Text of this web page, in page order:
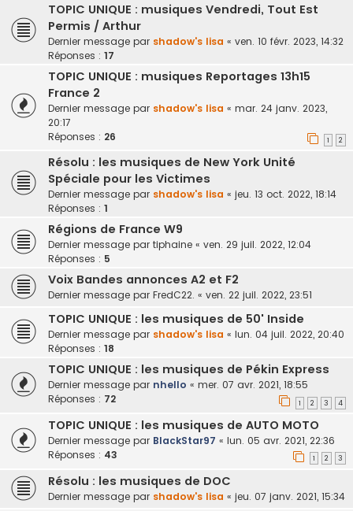
TOPIC UNIQUE : musiques Vendredi, Tout Est
Permis / Arthur
Dernier message par shadow's lisa « ven. 10 févr. 2023, 14:32
Réponses : 17
TOPIC UNIQUE : musiques Reportages 13h15
France 2
Dernier message par shadow's lisa « mar. 24 janv. 2023,
20:17
Réponses : 26 1 2
Résolu : les musiques de New York Unité
Spéciale pour les Victimes
Dernier message par shadow's lisa « jeu. 13 oct. 2022, 18:14
Réponses : 1
Régions de France W9
Dernier message par tiphaine « ven. 29 juil. 2022, 12:04
Réponses : 5
Voix Bandes annonces A2 et F2
Dernier message par FredC22. « ven. 22 juil. 2022, 23:51
TOPIC UNIQUE : les musiques de 50' Inside
Dernier message par shadow's lisa « lun. 04 juil. 2022, 20:40
Réponses : 18
TOPIC UNIQUE : les musiques de Pékin Express
Dernier message par nhello « mer. 07 avr. 2021, 18:55
Réponses : 72 1 2 3 4
TOPIC UNIQUE : les musiques de AUTO MOTO
Dernier message par BlackStar97 « lun. 05 avr. 2021, 22:36
Réponses : 43 1 2 3
Résolu : les musiques de DOC
Dernier message par shadow's lisa « jeu. 07 janv. 2021, 15:34